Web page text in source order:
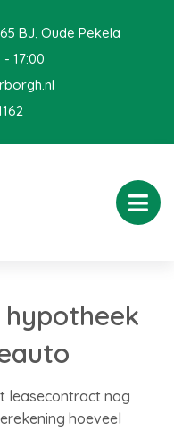
BJ, Oude Pekela
17:00
leasecontract nog
hoeveel